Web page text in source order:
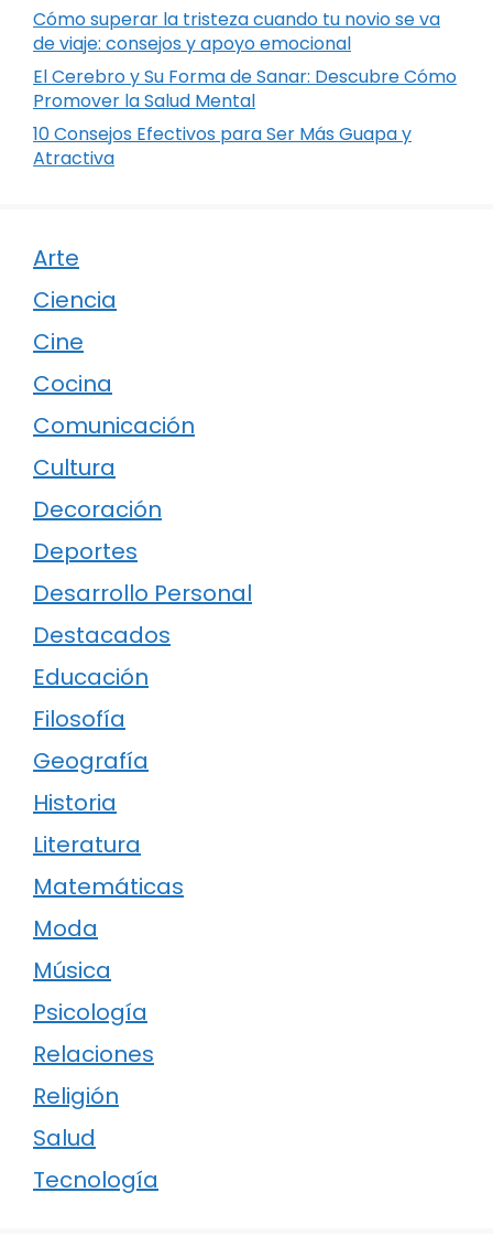
Cómo superar la tristeza cuando tu novio se va
de viaje: consejos y apoyo emocional
El Cerebro y Su Forma de Sanar: Descubre Cómo
Promover la Salud Mental
10 Consejos Efectivos para Ser Más Guapa y
Atractiva
Arte
Ciencia
Cine
Cocina
Comunicación
Cultura
Decoración
Deportes
Desarrollo Personal
Destacados
Educación
Filosofía
Geografía
Historia
Literatura
Matemáticas
Moda
Música
Psicología
Relaciones
Religión
Salud
Tecnología